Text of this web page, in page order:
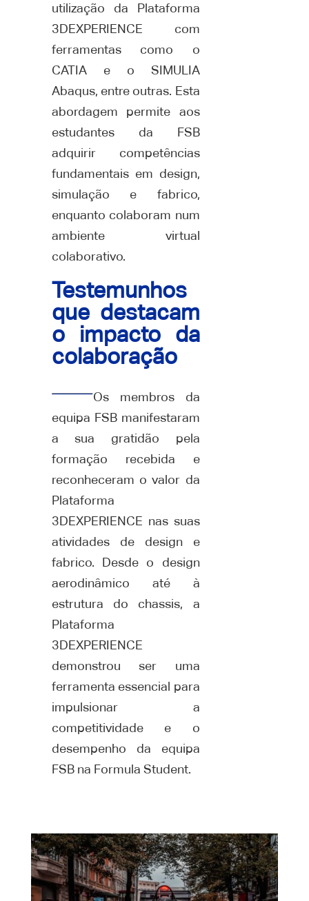
utilização da Plataforma
3DEXPERIENCE com
ferramentas como o
CATIA e o SIMULIA
Abaqus, entre outras. Esta
abordagem permite aos
estudantes da FSB
adquirir competências
fundamentais em design,
simulação e fabrico,
enquanto colaboram num
ambiente virtual
colaborativo.
Testemunhos
que destacam
o impacto da
colaboração
Os membros da
equipa FSB manifestaram
a sua gratidão pela
formação recebida e
reconheceram o valor da
Plataforma
3DEXPERIENCE nas suas
atividades de design e
fabrico. Desde o design
aerodinâmico até à
estrutura do chassis, a
Plataforma
3DEXPERIENCE
demonstrou ser uma
ferramenta essencial para
impulsionar a
competitividade e o
desempenho da equipa
FSB na Formula Student.